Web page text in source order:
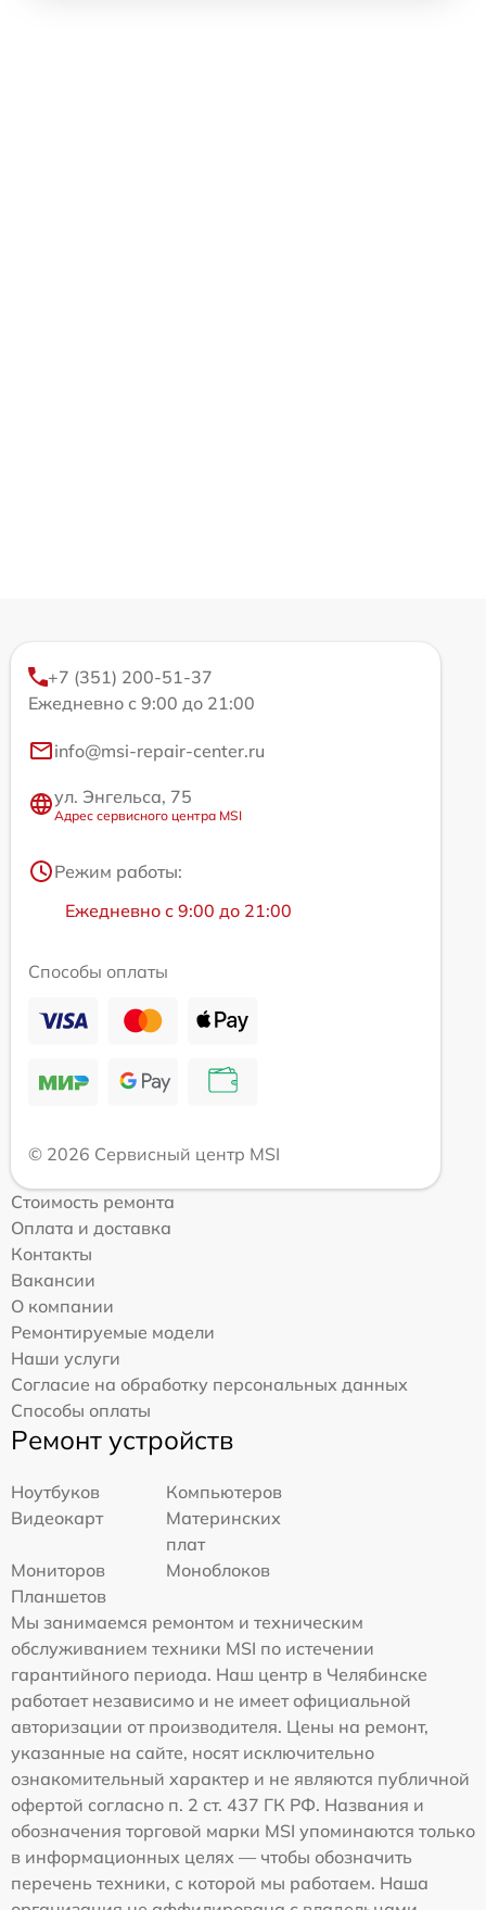
+7 (351) 200-51-37
Ежедневно с 9:00 до 21:00
info@msi-repair-center.ru
ул. Энгельса, 75
Адрес сервисного центра MSI
Режим работы:
Ежедневно с 9:00 до 21:00
Способы оплаты
© 2026 Сервисный центр MSI
Стоимость ремонта
Оплата и доставка
Контакты
Вакансии
О компании
Ремонтируемые модели
Наши услуги
Согласие на обработку персональных данных
Способы оплаты
Ремонт устройств
Ноутбуков
Компьютеров
Видеокарт
Материнских
плат
Мониторов
Моноблоков
Планшетов
Мы занимаемся ремонтом и техническим
обслуживанием техники MSI по истечении
гарантийного периода. Наш центр в Челябинске
работает независимо и не имеет официальной
авторизации от производителя. Цены на ремонт,
указанные на сайте, носят исключительно
ознакомительный характер и не являются публичной
офертой согласно п. 2 ст. 437 ГК РФ. Названия и
обозначения торговой марки MSI упоминаются только
в информационных целях — чтобы обозначить
перечень техники, с которой мы работаем. Наша